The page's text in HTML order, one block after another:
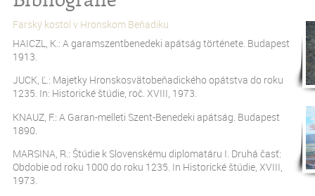
Farský kostol v Hronskom Beňadiku
HAICZL, K.: A garamszentbenedeki apátság története. Budapest
1913.
JUCK, Ľ.: Majetky Hronskosvätobeňadického opátstva do roku
1235. In: Historické štúdie, roč. XVIII, 1973.
KNAUZ, F.: A Garan-melleti Szent-Benedeki apátság. Budapest
1890.
MARSINA, R.: Štúdie k Slovenskému diplomatáru I. Druhá časť:
Obdobie od roku 1000 do roku 1235. In Historické štúdie, XVIII,
1973.